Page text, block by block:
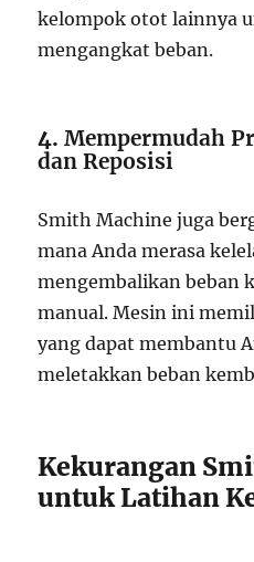
kelompok otot lainnya
mengangkat beban.
4.Mempermudah
dan Reposisi
Smith Machine juga
mana Anda merasa
mengembalikan beban
manual. Mesin ini
yang dapat membantu
meletakkan beban
Kekurangan
untuk Latihan